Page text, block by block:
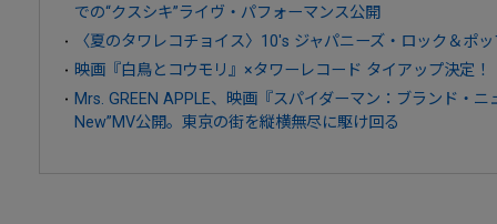
での“クスシキ”ライヴ・パフォーマンス公開
〈夏のタワレコチョイス〉10's ジャパニーズ・ロック＆ポ
映画『白鳥とコウモリ』×タワーレコード タイアップ決定！
Mrs. GREEN APPLE、映画『スパイダーマン：ブランド・
New”MV公開。東京の街を縦横無尽に駆け回る